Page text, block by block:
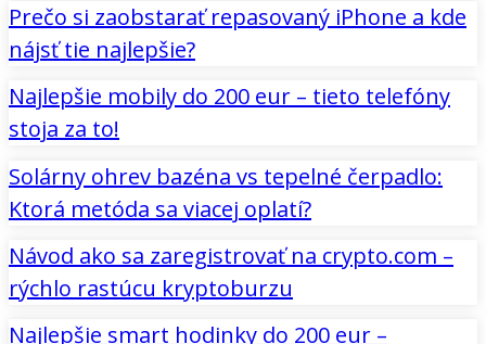
Prečo si zaobstarať repasovaný iPhone a kde
nájsť tie najlepšie?
Najlepšie mobily do 200 eur – tieto telefóny
stoja za to!
Solárny ohrev bazéna vs tepelné čerpadlo:
Ktorá metóda sa viacej oplatí?
Návod ako sa zaregistrovať na crypto.com –
rýchlo rastúcu kryptoburzu
Najlepšie smart hodinky do 200 eur –